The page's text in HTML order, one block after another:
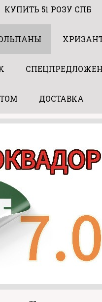
КУПИТЬ 51 РОЗУ СПБ
ДОСТАВКА